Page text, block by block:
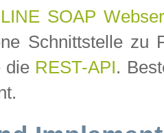
SOAP
Schnittstelle zu
die REST-API.